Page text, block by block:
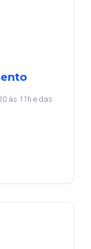
às 11h e das